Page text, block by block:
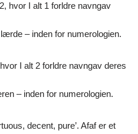
hvor I alt 1 forldre navngav
– inden for numerologien.
I alt 2 forldre navngav deres
– inden for numerologien.
decent, pure’. Afaf er et